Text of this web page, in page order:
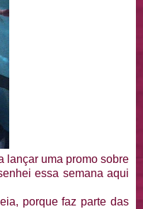
lançar uma promo sobre
essa semana aqui
porque faz parte das